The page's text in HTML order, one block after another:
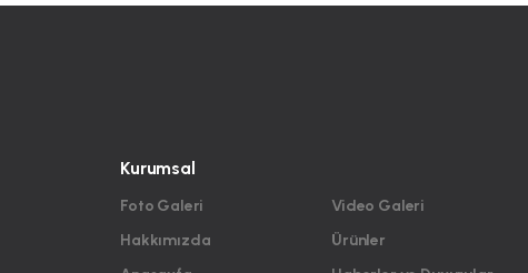
Kurumsal
Foto Galeri
Hakkımızda
Video Galeri
Ürünler